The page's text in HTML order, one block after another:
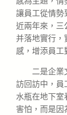
讓員工從情勢
近兩年來，三
并落地實行，
感，增添員工
二是企業
訪回訪中，員
水瓶在地下室
害怕，而是因